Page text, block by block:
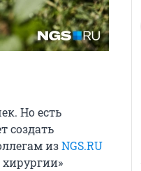
Но есть
создать
изNGS.RU